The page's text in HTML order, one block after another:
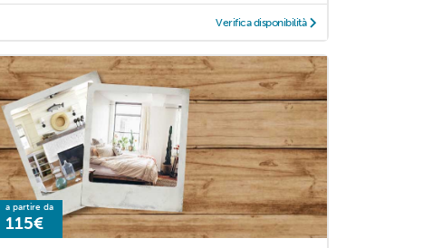
Verifica disponibilità
a partire da
115€